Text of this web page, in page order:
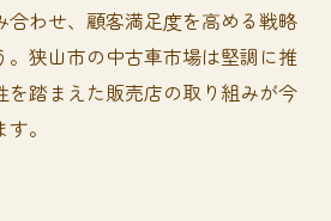
合わせ、顧客満足度を高める戦略
。狭山市の中古車市場は堅調に推
を踏まえた販売店の取り組みが今
。